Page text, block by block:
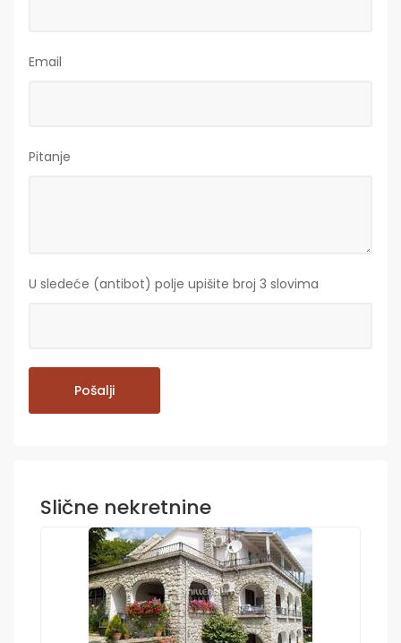
Email
Pitanje
U sledeće (antibot) polje upišite broj 3 slovima
Slične nekretnine